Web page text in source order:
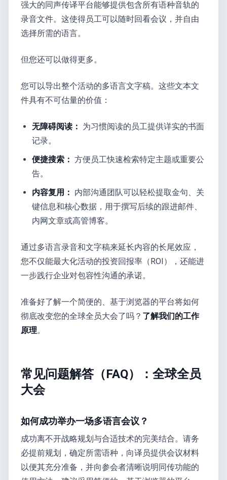
强大的同声传译平台能够提供包含所有语种音轨的
录音文件。这使得员工可以随时回看会议，并自由
选择所需的语言。
但您还可以做得更多。
您可以导出整个活动的多语言文字稿。这些文本文
件具有不可估量的价值：
无障碍阅读： 为习惯阅读的员工提供详实的书面
记录。
便捷搜索： 方便员工快速检索特定主题或重要公
告。
内容复用： 内部沟通团队可以轻松提取金句、关
键信息和核心数据，用于撰写后续的跟进邮件、
内网文章或高管博客。
通过多语言录音和文字稿来延长内容的长尾效应，
您不仅能最大化活动的投资回报率（ROI），还能进
一步践行企业对包容性沟通的承诺。
准备好了解一个简便的、基于浏览器的平台将如何
彻底改变您的全球全员大会了吗？ 了解我们的工作
原理。
常见问题解答（FAQ）：全球全员
大会
如何成功举办一场多语言会议？
成功离不开战略规划与合适技术的完美结合。请务
必提前规划，确定所需语种，向译员提供会议材料
以便其充分准备，并向参会者清晰说明同传功能的